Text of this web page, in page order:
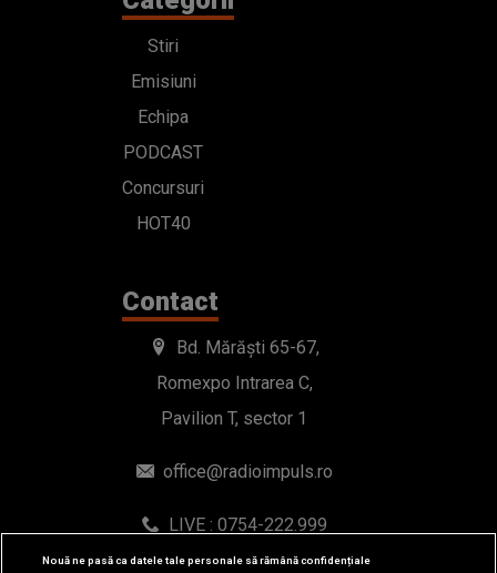
Stiri
Emisiuni
Echipa
PODCAST
Concursuri
HOT40
Contact
Bd. Mărăști 65-67,
Romexpo Intrarea C,
Pavilion T, sector 1
office@radioimpuls.ro
LIVE : 0754-222.999
WhatsApp: 0754-222.999
Nouă ne pasă ca datele tale personale să rămână confidențiale